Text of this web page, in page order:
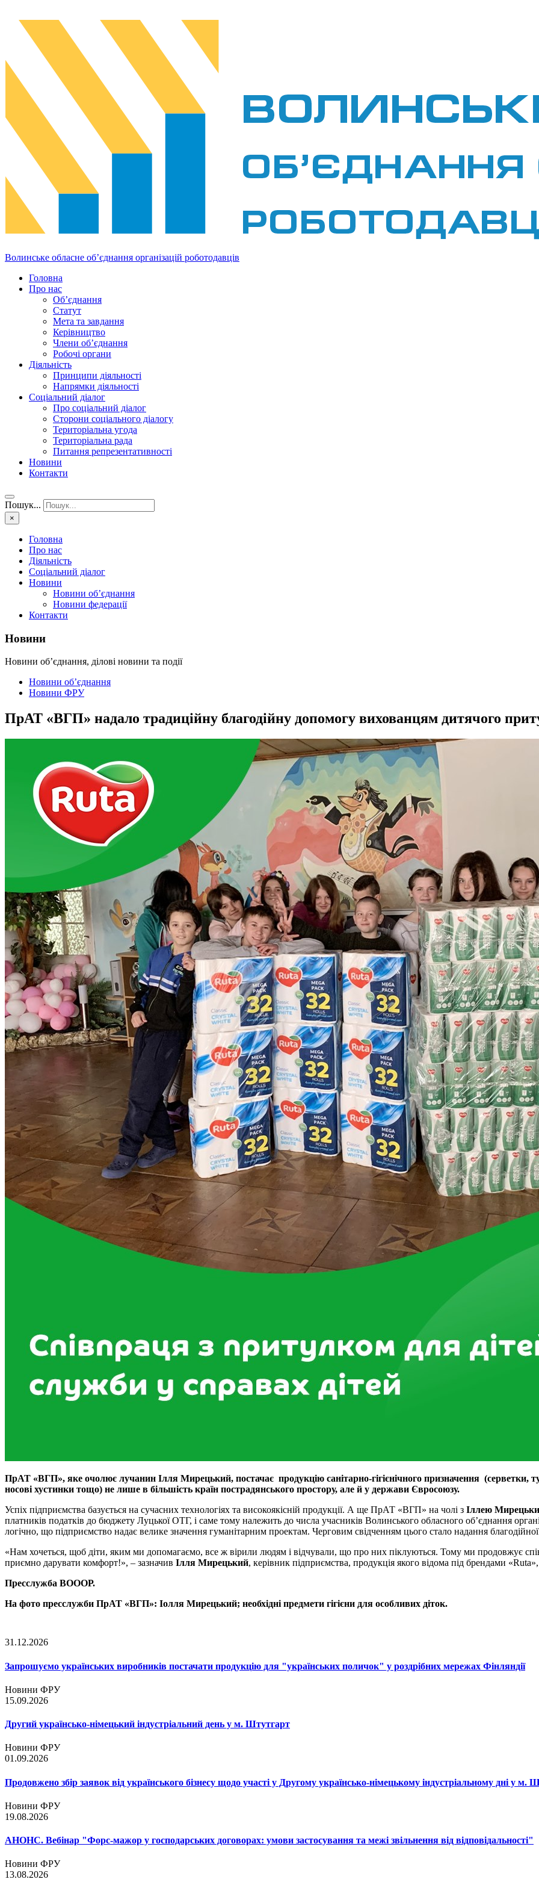
Волинське обласне об’єднання організацій роботодавців
Головна
Про нас
Об’єднання
Статут
Мета та завдання
Керівництво
Члени об’єднання
Робочі органи
Діяльність
Принципи діяльності
Напрямки діяльності
Соціальний діалог
Про соціальний діалог
Сторони соціального діалогу
Територіальна угода
Територіальна рада
Питання репрезентативності
Новини
Контакти
Пошук...
×
Головна
Про нас
Діяльність
Соціальний діалог
Новини
Новини об’єднання
Новини федерації
Контакти
Новини
Новини об’єднання, ділові новини та події
Новини об’єднання
Новини ФРУ
ПрАТ «ВГП» надало традиційну благодійну допомогу вихованцям дитячого
ПрАТ «ВГП», яке очолює лучанин Ілля Мирецький, постачає продукцію санітарно-гігієнічного призначення (серветки,
носові хустинки тощо) не лише в більшість країн пострадянського простору, але й у держави Євросоюзу.
Успіх підприємства базується на сучасних технологіях та високоякісній продукції. А ще ПрАТ «ВГП» на чолі з Іллею
платників податків до бюджету Луцької ОТГ, і саме тому належить до числа учасників Волинського обласного об’єднання
логічно, що підприємство надає велике значення гуманітарним проектам. Черговим свідченням цього стало надання
«Нам хочеться, щоб діти, яким ми допомагаємо, все ж вірили людям і відчували, що про них піклуються. Тому ми продовжує
приємно дарувати комфорт!», – зазначив Ілля Мирецький, керівник підприємства, продукція якого відома під брендами
Пресслужба ВОООР.
На фото пресслужби ПрАТ «ВГП»: Іолля Мирецький; необхідні предмети гігієни для особливих діток.
31.12.2026
Запрошуємо українських виробників постачати продукцію для "українських поличок" у роздрібних мережах Фінляндії
Новини ФРУ
15.09.2026
Другий українсько-німецький індустріальний день у м. Штутгарт
Новини ФРУ
01.09.2026
Продовжено збір заявок від українського бізнесу щодо участі у Другому українсько-німецькому індустріальному дні у м.
Новини ФРУ
19.08.2026
АНОНС. Вебінар "Форс-мажор у господарських договорах: умови застосування та межі звільнення від відповідальності"
Новини ФРУ
13.08.2026